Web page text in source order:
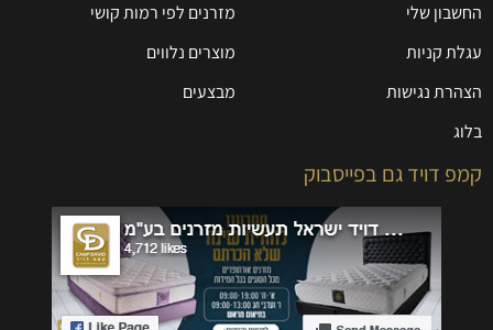
החשבון שלי
עגלת קניות
הצהרת נגישות
בלוג
מזרנים לפי רמות קושי
מוצרים נלווים
מבצעים
קמפ דויד גם בפייסבוק